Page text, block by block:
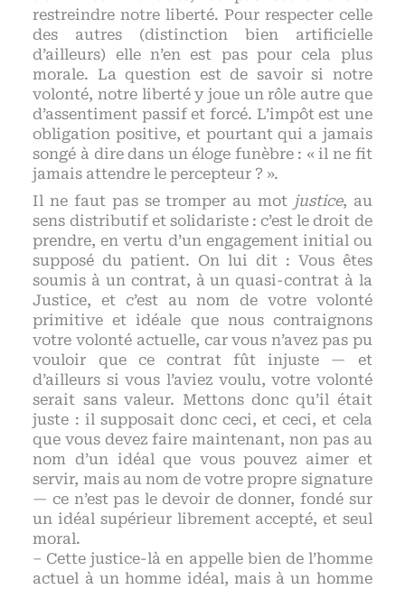
restreindre notre liberté. Pour respecter celle
des autres (distinction bien artificielle
d’ailleurs) elle n’en est pas pour cela plus
morale. La question est de savoir si notre
volonté, notre liberté y joue un rôle autre que
d’assentiment passif et forcé. L’impôt est une
obligation positive, et pourtant qui a jamais
songé à dire dans un éloge funèbre : « il ne fit
jamais attendre le percepteur ? ».
Il ne faut pas se tromper au mot justice, au
sens distributif et solidariste : c’est le droit de
prendre, en vertu d’un engagement initial ou
supposé du patient. On lui dit : Vous êtes
soumis à un contrat, à un quasi-contrat à la
Justice, et c’est au nom de votre volonté
primitive et idéale que nous contraignons
votre volonté actuelle, car vous n’avez pas pu
vouloir que ce contrat fût injuste — et
d’ailleurs si vous l’aviez voulu, votre volonté
serait sans valeur. Mettons donc qu’il était
juste : il supposait donc ceci, et ceci, et cela
que vous devez faire maintenant, non pas au
nom d’un idéal que vous pouvez aimer et
servir, mais au nom de votre propre signature
— ce n’est pas le devoir de donner, fondé sur
un idéal supérieur librement accepté, et seul
moral.
– Cette justice-là en appelle bien de l’homme
actuel à un homme idéal, mais à un homme